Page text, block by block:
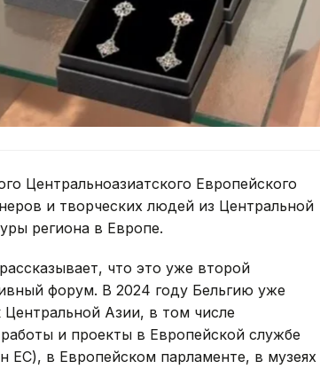
Центральноазиатского Европейского
и творческих людей из Центральной
региона в Европе.
что это уже второй
форум. В 2024 году Бельгию уже
Центральной Азии, в том числе
и проекты в Европейской службе
ЕС), в Европейском парламенте, в музеях